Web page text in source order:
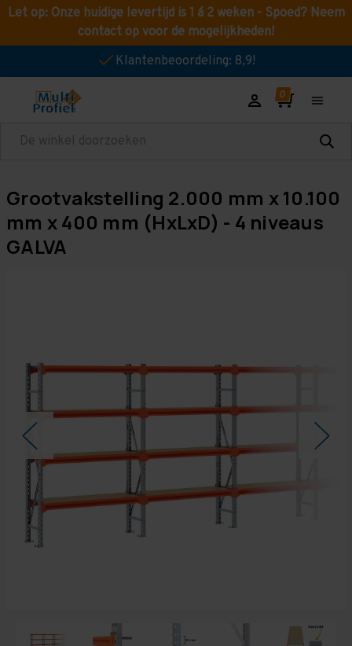
Let op: Onze huidige levertijd is 1 á 2 weken - Spoed? Neem
contact op voor de mogelijkheden!
Klantenbeoordeling: 8,9!
Zoeken
Grootvakstelling 2.000 mm x 10.100
mm x 400 mm (HxLxD) - 4 niveaus
GALVA